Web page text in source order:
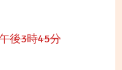
後3時45分